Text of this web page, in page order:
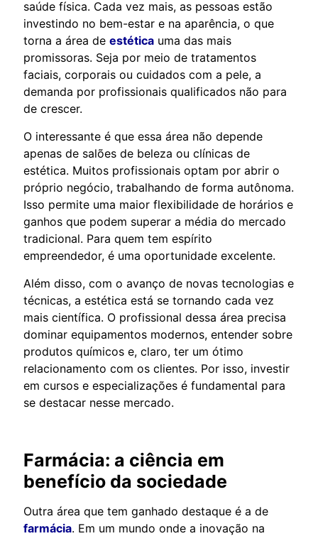
saúde física. Cada vez mais, as pessoas estão
investindo no bem-estar e na aparência, o que
torna a área de estética uma das mais
promissoras. Seja por meio de tratamentos
faciais, corporais ou cuidados com a pele, a
demanda por profissionais qualificados não para
de crescer.
O interessante é que essa área não depende
apenas de salões de beleza ou clínicas de
estética. Muitos profissionais optam por abrir o
próprio negócio, trabalhando de forma autônoma.
Isso permite uma maior flexibilidade de horários e
ganhos que podem superar a média do mercado
tradicional. Para quem tem espírito
empreendedor, é uma oportunidade excelente.
Além disso, com o avanço de novas tecnologias e
técnicas, a estética está se tornando cada vez
mais científica. O profissional dessa área precisa
dominar equipamentos modernos, entender sobre
produtos químicos e, claro, ter um ótimo
relacionamento com os clientes. Por isso, investir
em cursos e especializações é fundamental para
se destacar nesse mercado.
Farmácia: a ciência em
benefício da sociedade
Outra área que tem ganhado destaque é a de
farmácia. Em um mundo onde a inovação na